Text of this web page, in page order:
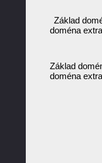
Základ
doména
Základ
doména